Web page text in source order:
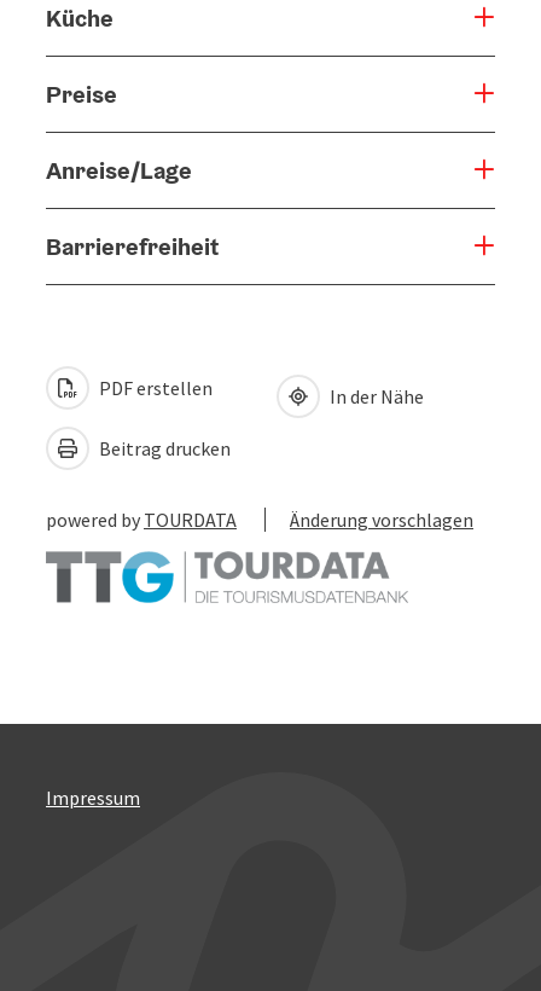
Küche
Preise
Anreise/Lage
Barrierefreiheit
PDF erstellen
Beitrag drucken
In der Nähe
powered by TOURDATA Änderung vorschlagen
Impressum